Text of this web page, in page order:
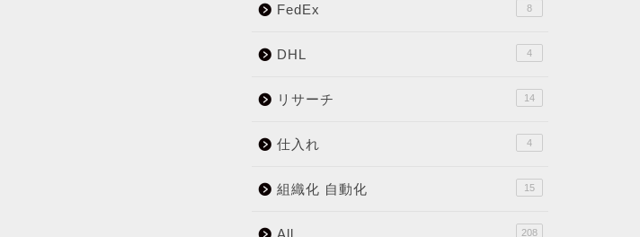
FedEx 8
DHL 4
リサーチ 14
仕入れ 4
組織化 自動化 15
All 208